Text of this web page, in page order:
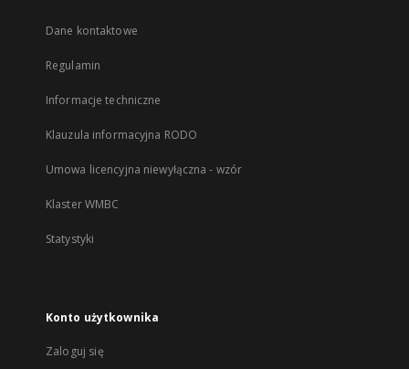
Dane kontaktowe
Regulamin
Informacje techniczne
Klauzula informacyjna RODO
Umowa licencyjna niewyłączna - wzór
Klaster WMBC
Statystyki
Konto użytkownika
Zaloguj się